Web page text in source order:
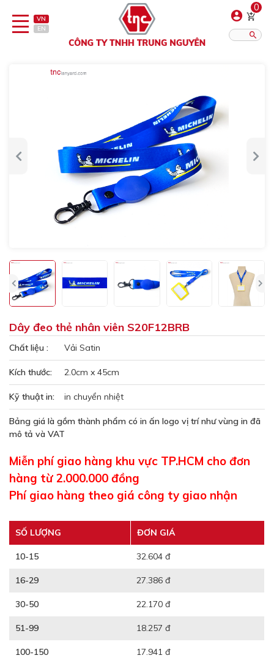
VN
EN
0
Dây đeo thẻ nhân viên S20F12BRB
Chất liệu : Vải Satin
Kích thước: 2.0cm x 45cm
Kỹ thuật in: in chuyển nhiệt
Bảng giá là gồm thành phẩm có in ấn logo vị trí như vùng in đã
mô tả và VAT
Miễn phí giao hàng khu vực TP.HCM cho đơn
hàng từ 2.000.000 đồng
Phí giao hàng theo giá công ty giao nhận
SỐ LƯỢNG ĐƠN GIÁ
10-15 32.604 đ
16-29 27.386 đ
30-50 22.170 đ
51-99 18.257 đ
100-150 17.941 đ